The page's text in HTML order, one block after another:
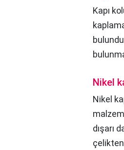
Kapı
Nikel
Nikel
dışarı
çelikten